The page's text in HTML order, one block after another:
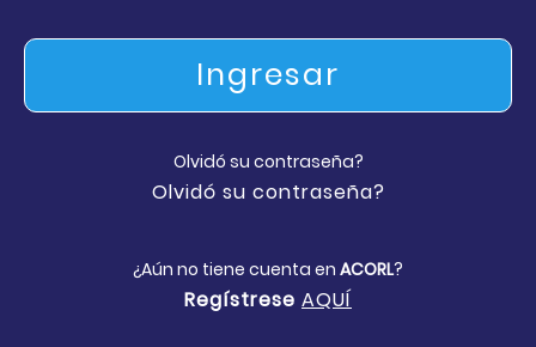
Ingresar
Olvidó su contraseña?
Olvidó su contraseña?
¿Aún no tiene cuenta en ACORL?
Regístrese AQUÍ